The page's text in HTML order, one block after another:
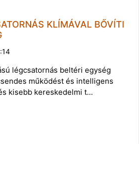
KLÍMÁVAL BŐVÍTI
légcsatornás beltéri egység
működést és intelligens
kisebb kereskedelmi t…